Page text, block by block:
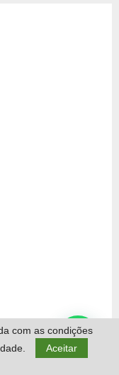
com as condições
Aceitar